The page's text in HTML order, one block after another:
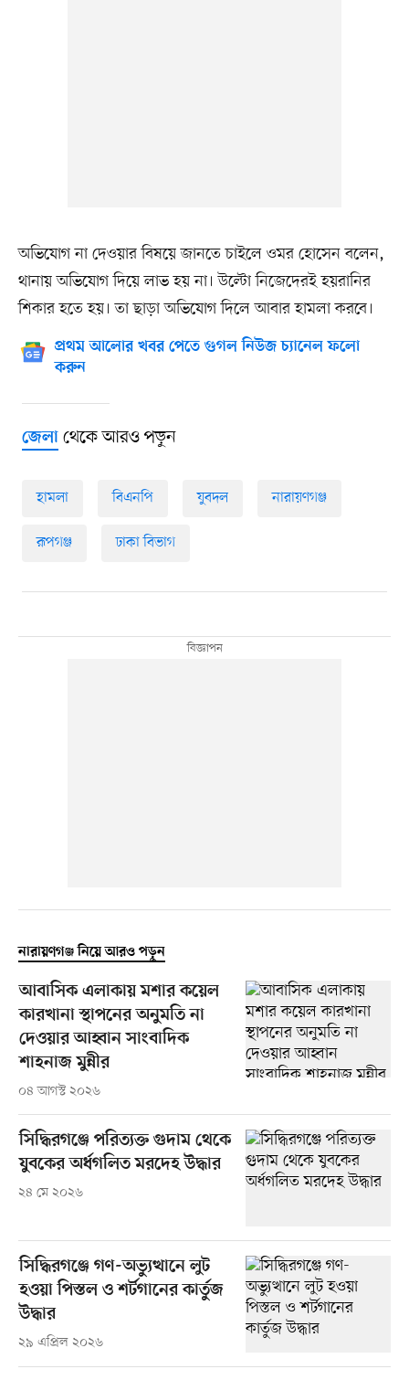
অভিযোগ না দেওয়ার বিষয়ে জানতে চাইলে ওমর হোসেন বলেন,
থানায় অভিযোগ দিয়ে লাভ হয় না। উল্টো নিজেদেরই হয়রানির
শিকার হতে হয়। তা ছাড়া অভিযোগ দিলে আবার হামলা করবে।
প্রথম আলোর খবর পেতে গুগল নিউজ চ্যানেল ফলো
করুন
জেলাথেকে আরও পড়ুন
হামলা বিএনপি যুবদল নারায়ণগঞ্জ
রূপগঞ্জ ঢাকা বিভাগ
নারায়ণগঞ্জ নিয়ে আরও পড়ুন
আবাসিক এলাকায় মশার কয়েল
কারখানা স্থাপনের অনুমতি না
দেওয়ার আহ্বান সাংবাদিক
শাহনাজ মুন্নীর
০৪ আগস্ট ২০২৬
সিদ্ধিরগঞ্জে পরিত্যক্ত গুদাম থেকে
যুবকের অর্ধগলিত মরদেহ উদ্ধার
২৪ মে ২০২৬
সিদ্ধিরগঞ্জে গণ-অভ্যুত্থানে লুট
হওয়া পিস্তল ও শর্টগানের কার্তুজ
উদ্ধার
২৯ এপ্রিল ২০২৬